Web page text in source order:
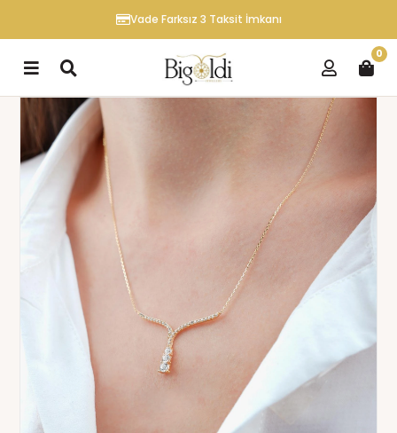
Vade Farksız 3 Taksit İmkanı
0